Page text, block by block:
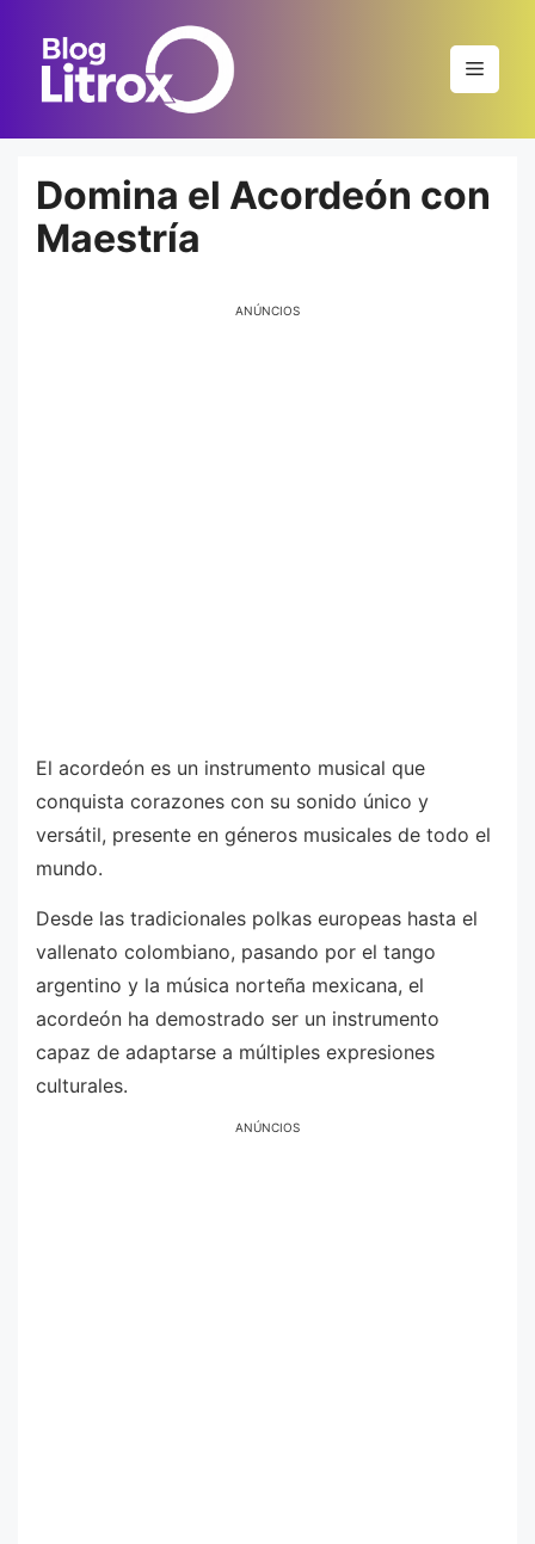
contenido
Menú
Domina el Acordeón con
Maestría
ANÚNCIOS
El acordeón es un instrumento musical que
conquista corazones con su sonido único y
versátil, presente en géneros musicales de todo el
mundo.
Desde las tradicionales polkas europeas hasta el
vallenato colombiano, pasando por el tango
argentino y la música norteña mexicana, el
acordeón ha demostrado ser un instrumento
capaz de adaptarse a múltiples expresiones
culturales.
ANÚNCIOS